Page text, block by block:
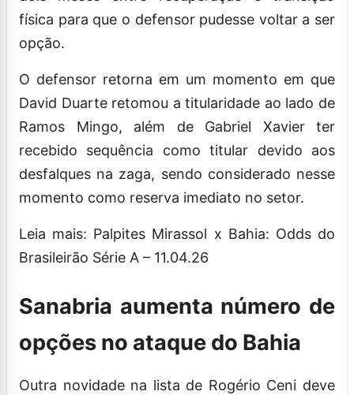
física para que o defensor pudesse voltar a ser
opção.
O defensor retorna em um momento em que
David Duarte retomou a titularidade ao lado de
Ramos Mingo, além de Gabriel Xavier ter
recebido sequência como titular devido aos
desfalques na zaga, sendo considerado nesse
momento como reserva imediato no setor.
Leia mais: Palpites Mirassol x Bahia: Odds do
Brasileirão Série A – 11.04.26
Sanabria aumenta número de
opções no ataque do Bahia
Outra novidade na lista de Rogério Ceni deve